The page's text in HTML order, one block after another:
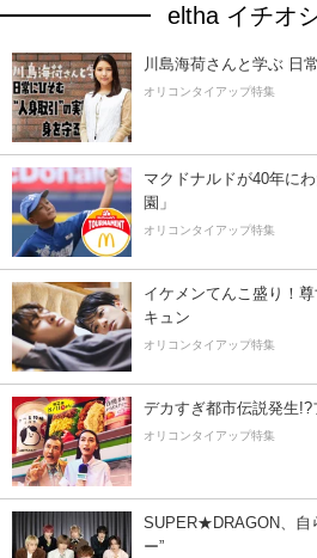
eltha イチオ
川島海荷さんと学ぶ 日
オリコンタイアップ特集
マクドナルドが40年に
園」
オリコンタイアップ特集
イケメンてんこ盛り！
キュン
オリコンタイアップ特集
デカすぎ都市伝説発生
オリコンタイアップ特集
SUPER★DRAGON、自
ー”